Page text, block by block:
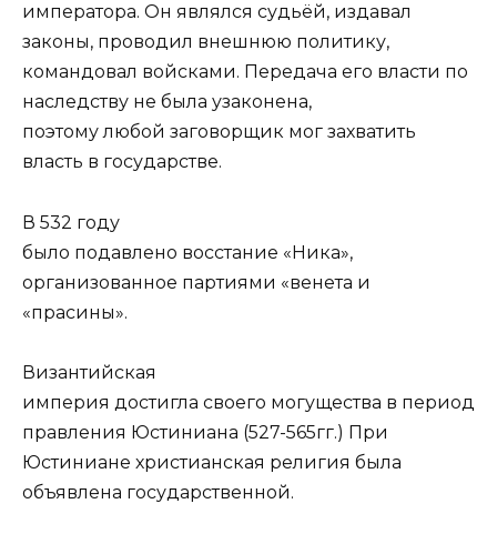
императора. Он являлся судьёй, издавал
законы, проводил внешнюю политику,
командовал войсками. Передача его власти по
наследству не была узаконена,
поэтому любой заговорщик мог захватить
власть в государстве.
В 532 году
было подавлено восстание «Ника»,
организованное партиями «венета и
«прасины».
Византийская
империя достигла своего могущества в период
правления Юстиниана (527-565гг.) При
Юстиниане христианская религия была
объявлена государственной.